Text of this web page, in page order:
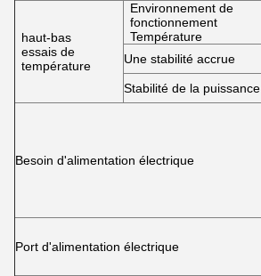
haut-bas
essais de
température
Environnement de
fonctionnement
Température
Une stabilité accrue
Stabilité de la puissance
Besoin d'alimentation électrique
Port d'alimentation électrique